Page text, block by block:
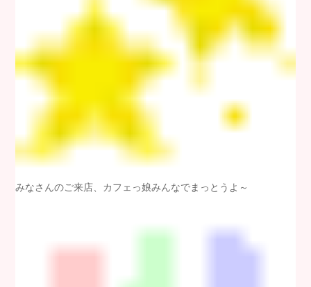
みなさんのご来店、カフェっ娘みんなでまっとうよ～